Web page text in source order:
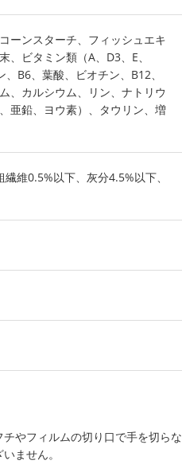
ーンスターチ、フィッシュエキ
ビタミン類（A、D3、E、
B6、葉酸、ビオチン、B12、
、カルシウム、リン、ナトリウ
亜鉛、ヨウ素）、タウリン、増
維0.5%以下、灰分4.5%以下、
やフィルムの切り口で手を切らな
ません。